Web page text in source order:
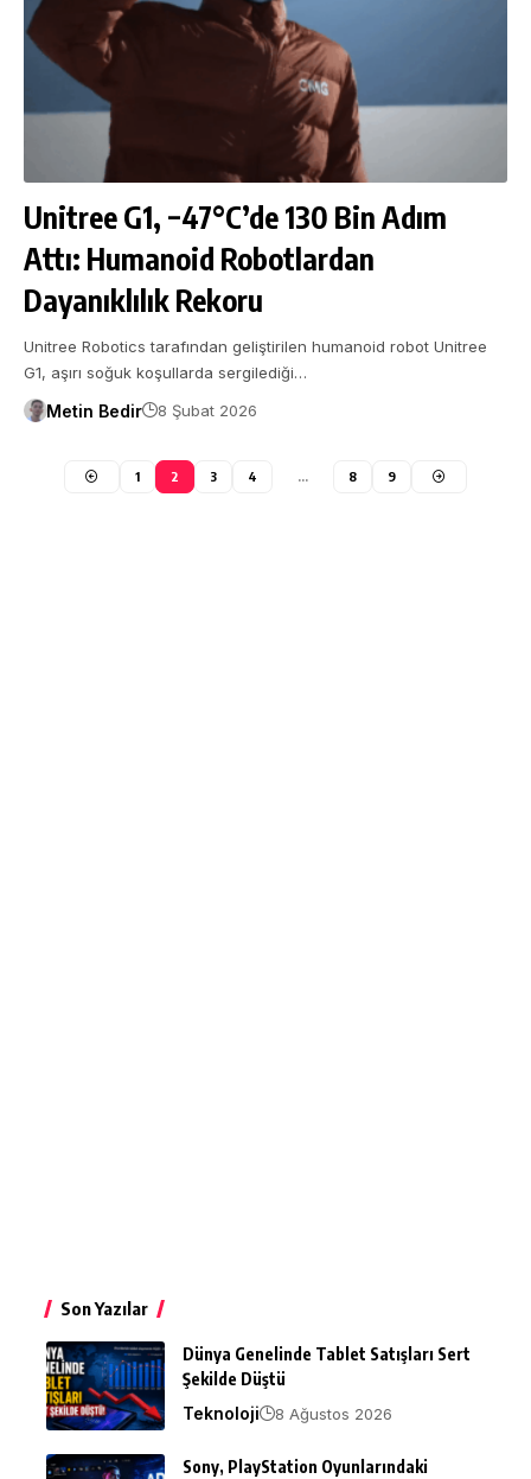
Unitree G1, −47°C’de 130 Bin Adım
Attı: Humanoid Robotlardan
Dayanıklılık Rekoru
Unitree Robotics tarafından geliştirilen humanoid robot Unitree
G1, aşırı soğuk koşullarda sergilediği…
Metin Bedir 8 Şubat 2026
1 2 3 4 … 8 9
Son Yazılar
Dünya Genelinde Tablet Satışları Sert
Şekilde Düştü
Teknoloji
8 Ağustos 2026
Sony, PlayStation Oyunlarındaki